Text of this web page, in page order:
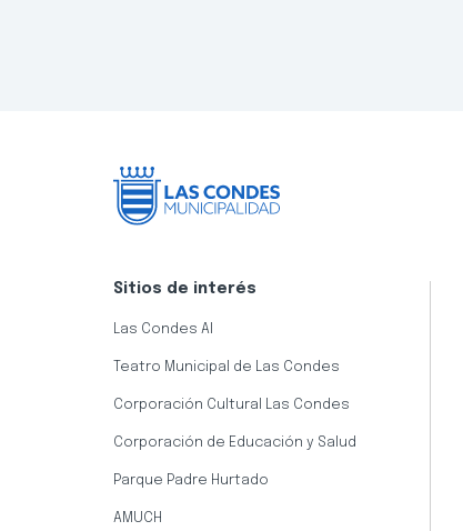
Sitios de interés
Las Condes AI
Teatro Municipal de Las Condes
Corporación Cultural Las Condes
Corporación de Educación y Salud
Parque Padre Hurtado
AMUCH